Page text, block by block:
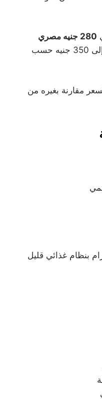
280 جنيه مصري
قد يتراوح السعر بين 250 إلى 350 جنيه حسب
مقارنة بغيره من
بنظام غذائي قليل